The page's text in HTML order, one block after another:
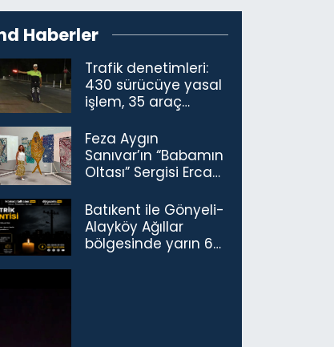
Haberler
Trafik denetimleri:
430 sürücüye yasal
işlem, 35 araç
Feza Aygın
Sanıvar’ın “Babamın
Oltası” Sergisi Ercan
Açıldı
Batıkent ile Gönyeli-
Alayköy Ağıllar
bölgesinde yarın 6